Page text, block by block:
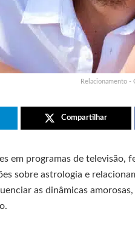
Relacionamento
Compartilhar
em programas de televisão,
sobre astrologia e
as dinâmicas